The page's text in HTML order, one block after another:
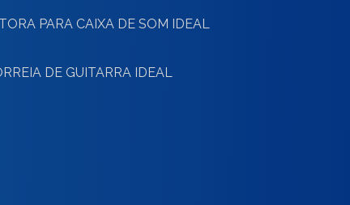
PARA CAIXA DE SOM IDEAL
DE GUITARRA IDEAL